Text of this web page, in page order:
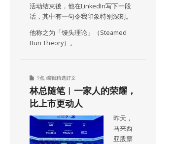
活动结束後，他在LinkedIn写下一段
话，其中有一句令我印象特别深刻。
他称之为「馒头理论」（Steamed
Bun Theory）。
9点 编辑精选好文
林总随笔︱一家人的荣耀，
比上市更动人
昨天，
马来西
亚股票